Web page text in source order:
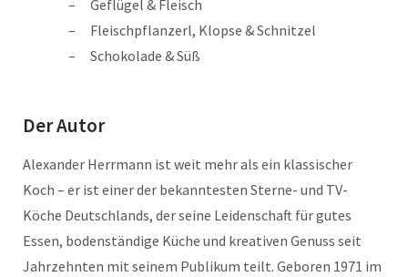
Geflügel & Fleisch
Fleischpflanzerl, Klopse & Schnitzel
Schokolade & Süß
Der Autor
Alexander Herrmann ist weit mehr als ein klassischer
Koch – er ist einer der bekanntesten Sterne- und TV-
Köche Deutschlands, der seine Leidenschaft für gutes
Essen, bodenständige Küche und kreativen Genuss seit
Jahrzehnten mit seinem Publikum teilt. Geboren 1971 im